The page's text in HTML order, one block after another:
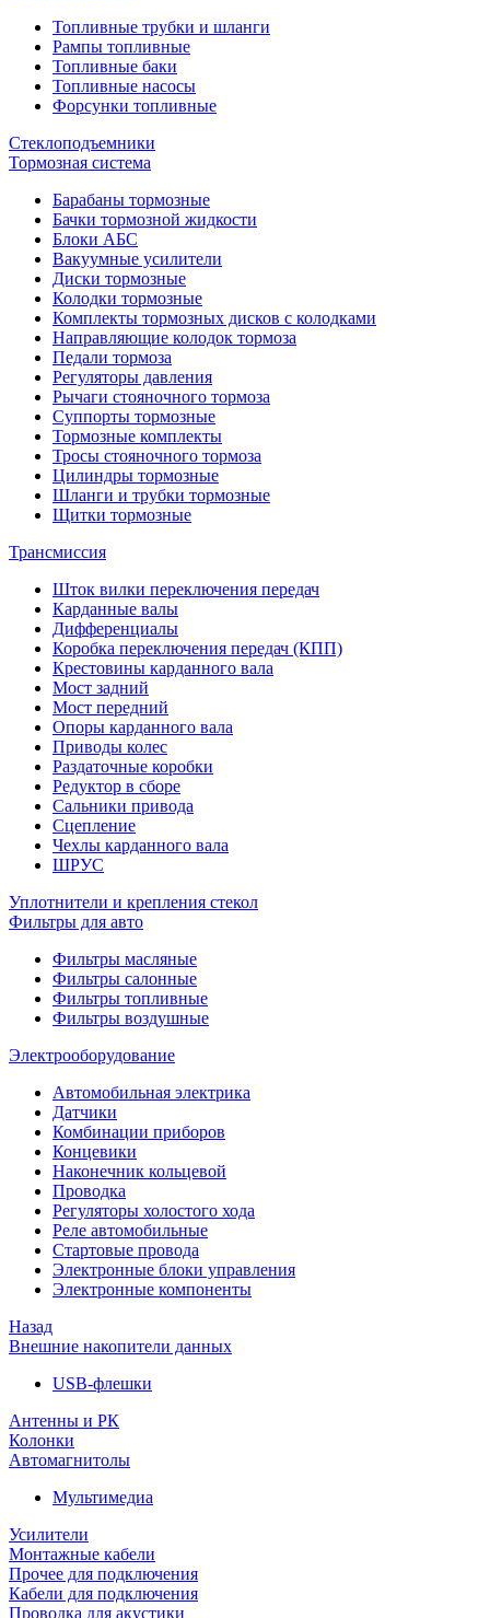
Топливные трубки и шланги
Рампы топливные
Топливные баки
Топливные насосы
Форсунки топливные
Стеклоподъемники
Тормозная система
Барабаны тормозные
Бачки тормозной жидкости
Блоки АБС
Вакуумные усилители
Диски тормозные
Колодки тормозные
Комплекты тормозных дисков с колодками
Направляющие колодок тормоза
Педали тормоза
Регуляторы давления
Рычаги стояночного тормоза
Суппорты тормозные
Тормозные комплекты
Тросы стояночного тормоза
Цилиндры тормозные
Шланги и трубки тормозные
Щитки тормозные
Трансмиссия
Шток вилки переключения передач
Карданные валы
Дифференциалы
Коробка переключения передач (КПП)
Крестовины карданного вала
Мост задний
Мост передний
Опоры карданного вала
Приводы колес
Раздаточные коробки
Редуктор в сборе
Сальники привода
Сцепление
Чехлы карданного вала
ШРУС
Уплотнители и крепления стекол
Фильтры для авто
Фильтры масляные
Фильтры салонные
Фильтры топливные
Фильтры воздушные
Электрооборудование
Автомобильная электрика
Датчики
Комбинации приборов
Концевики
Наконечник кольцевой
Проводка
Регуляторы холостого хода
Реле автомобильные
Стартовые провода
Электронные блоки управления
Электронные компоненты
Назад
Внешние накопители данных
USB-флешки
Антенны и РК
Колонки
Автомагнитолы
Мультимедиа
Усилители
Монтажные кабели
Прочее для подключения
Кабели для подключения
Проводка для акустики